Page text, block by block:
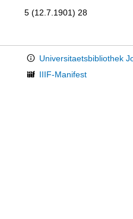
5 (12.7.1901) 28
Universitaetsbibliothek
IIIF-Manifest